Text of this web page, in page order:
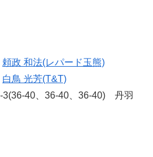
頼政 和法(レパード玉熊)
白鳥 光芳(T&T)
40、36-40、36-40) 丹羽